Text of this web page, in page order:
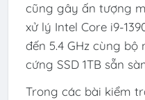
cũng gây ấn tượng
xử lý Intel Core i9-
đến 5.4 GHz cùng bộ
cứng SSD 1TB sẵn
Trong các bài kiểm